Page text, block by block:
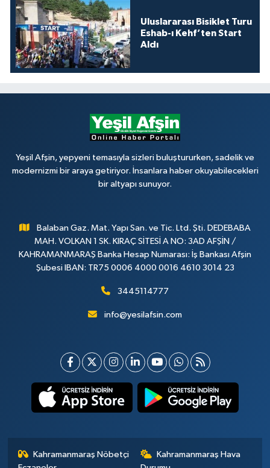
Uluslararası Bisiklet Turu
Eshab-ı Kehf’ten Start
Aldı
Yeşil Afşin, yepyeni temasıyla sizleri buluştururken, sadelik ve
modernizmi bir araya getiriyor. İnsanlara haber okuyabilecekleri
bir altyapı sunuyor.
Balaban Gaz. Mat. Yapı San. ve Tic. Ltd. Şti. DEDEBABA
MAH. VOLKAN 1 SK. KIRAÇ SİTESİ A NO: 3AD AFŞİN /
KAHRAMANMARAŞ Banka Hesap Numarası: İş Bankası Afşin
Şubesi IBAN: TR75 0006 4000 0016 4610 3014 23
3445114777
info@yesilafsin.com
Kahramanmaraş Nöbetçi
Kahramanmaraş Hava